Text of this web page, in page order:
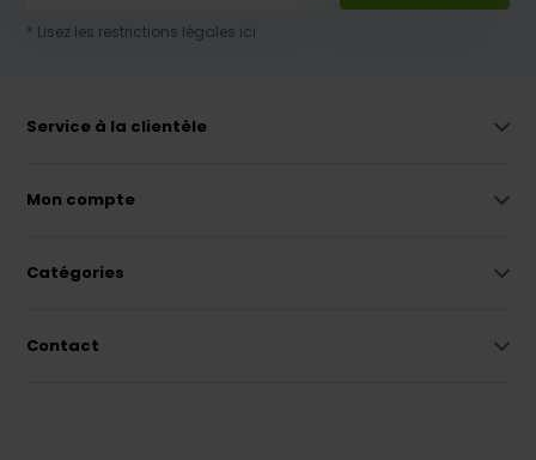
* Lisez les restrictions légales ici
Service à la clientèle
Mon compte
Catégories
Contact